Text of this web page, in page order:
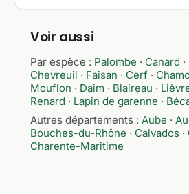
Voir aussi
Par espèce : Palombe · Canard ·
Chevreuil · Faisan · Cerf ·
Mouflon · Daim · Blaireau ·
Renard · Lapin de garenne ·
Autres départements : Aube ·
Bouches-du-Rhône · Calvados ·
Charente-Maritime